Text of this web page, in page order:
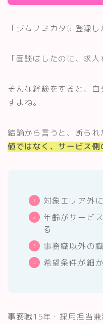
スキルアップ・資格
記事一覧
運営者情報
「ジムノミカタに登録
「面談はしたのに、求
そんな経験をすると、
すよね。
結論から言うと、断られ
値ではなく、サービス側
対象エリア外
年齢がサービ
る
事務職以外の
希望条件が細
事務職15年・採用担当